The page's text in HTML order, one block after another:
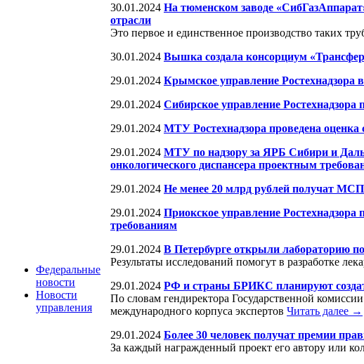
Федеральные
новости
Новости
управления
30.01.2024 На тюменском заводе
отрасли
Это первое и единственное производство таких
30.01.2024 Вышка создала консорциум
29.01.2024 Крымское управление Ростехнадзора
29.01.2024 Сибирское управление
29.01.2024 МТУ Ростехнадзора проведена
29.01.2024 МТУ по надзору за ЯРБ Сибири и
онкологического диспансера проектным
29.01.2024 Не менее 20 млрд рублей получат
29.01.2024 Приокское управление Ростехнадзора
требованиям
29.01.2024 В Петербурге открыли лабораторию
Результаты исследований помогут в разработке
29.01.2024 РФ и страны БРИКС планируют
По словам гендиректора Государственной
международного корпуса экспертов Читать далее →
29.01.2024 Более 30 человек получат премии
За каждый награжденный проект его автору или